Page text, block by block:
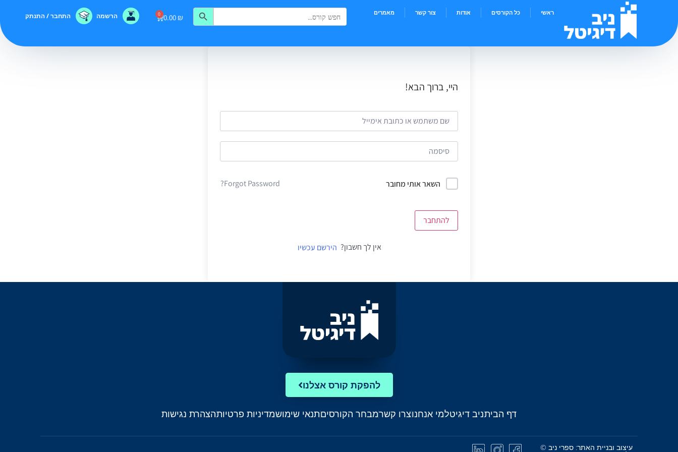
ראשי כל הקורסים אודות צור קשר מאמרים Search
for:
Search Button
0.00 ₪
0 הרשמה התחבר / התנתק
היי, ברוך הבא!
השאר אותי מחובר Forgot Password?
להתחבר
אין לך חשבון? הירשם עכשיו
להפקת קורס אצלנו
דף הביתניב דיגיטלמי אנחנוצרו קשרמבחר הקורסיםתנאי שימושמדיניות פרטיותהצהרת נגישות
עיצוב ובניית האתר: ספרי ניב ©